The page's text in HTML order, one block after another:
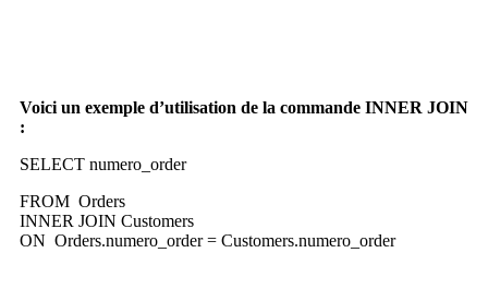
Voici un exemple d’utilisation de la commande INNER JOIN
:
SELECT numero_order
FROM Orders
INNER JOIN Customers
ON Orders.numero_order = Customers.numero_order